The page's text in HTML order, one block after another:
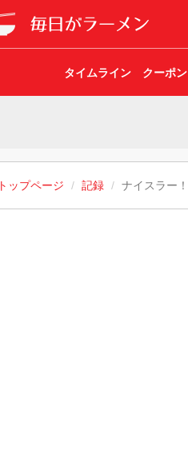
タイムライン クーポン
トップページ 記録 ナイスラー！